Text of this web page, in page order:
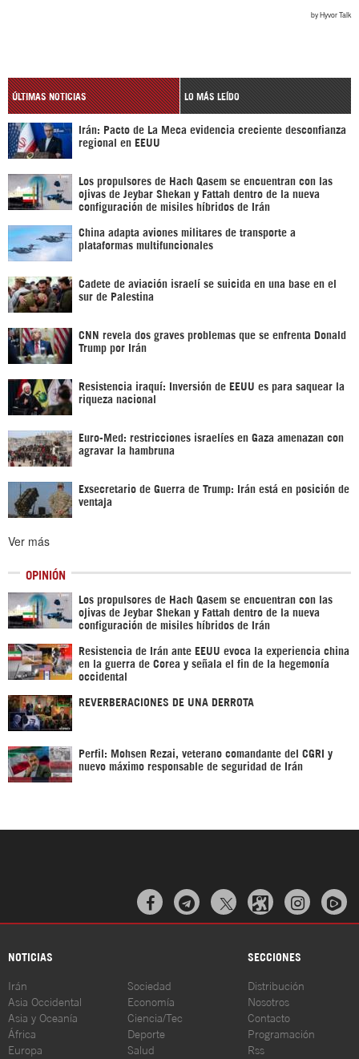
ÚLTIMAS NOTICIAS LO MÁS LEÍDO
Irán: Pacto de La Meca evidencia creciente desconfianza
regional en EEUU
Los propulsores de Hach Qasem se encuentran con las
ojivas de Jeybar Shekan y Fattah dentro de la nueva
configuración de misiles híbridos de Irán
China adapta aviones militares de transporte a
plataformas multifuncionales
Cadete de aviación israelí se suicida en una base en el
sur de Palestina
CNN revela dos graves problemas que se enfrenta Donald
Trump por Irán
Resistencia iraquí: Inversión de EEUU es para saquear la
riqueza nacional
Euro-Med: restricciones israelíes en Gaza amenazan con
agravar la hambruna
Exsecretario de Guerra de Trump: Irán está en posición de
ventaja
Ver más
OPINIÓN
Los propulsores de Hach Qasem se encuentran con las
ojivas de Jeybar Shekan y Fattah dentro de la nueva
configuración de misiles híbridos de Irán
Resistencia de Irán ante EEUU evoca la experiencia china
en la guerra de Corea y señala el fin de la hegemonía
occidental
REVERBERACIONES DE UNA DERROTA
Perfil: Mohsen Rezai, veterano comandante del CGRI y
nuevo máximo responsable de seguridad de Irán
  
NOTICIAS SECCIONES
Irán
Asia Occidental
Asia y Oceanía
África
Europa
Sociedad
Economía
Ciencia/Tec
Deporte
Salud
Distribución
Nosotros
Contacto
Programación
Rss